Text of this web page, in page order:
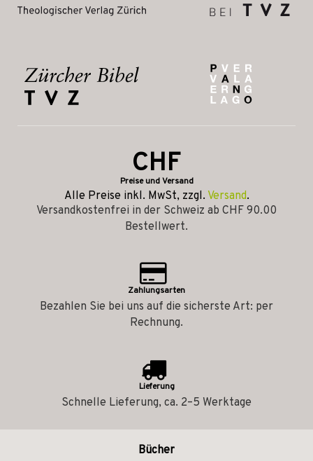
CHF
Preise und Versand
Alle Preise inkl. MwSt, zzgl. Versand.
Versandkostenfrei in der Schweiz ab CHF 90.00
Bestellwert.
Zahlungsarten
Bezahlen Sie bei uns auf die sicherste Art: per
Rechnung.
Lieferung
Schnelle Lieferung, ca. 2–5 Werktage
Bücher